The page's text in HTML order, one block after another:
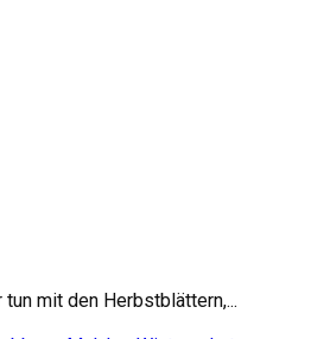
mit den Herbstblättern,...